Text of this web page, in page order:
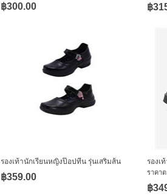
฿300.00 ฿
รองเท้านักเรียนหญิงป๊อปทีน รุ่นเสริมส้น
฿359.00
รองเ
ราคา
฿